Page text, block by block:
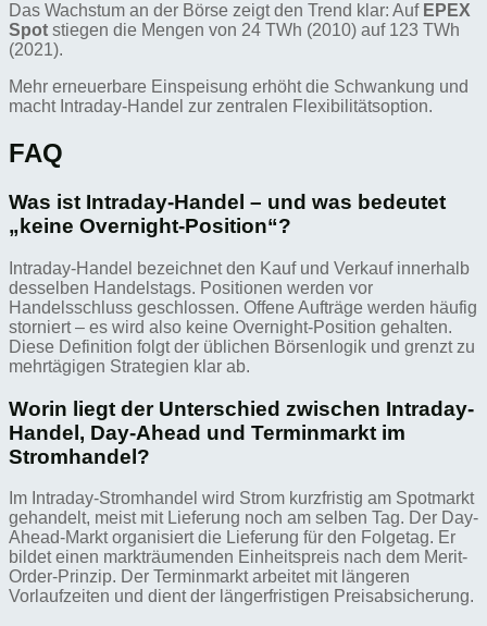
Das Wachstum an der Börse zeigt den Trend klar: Auf EPEX
Spot stiegen die Mengen von 24 TWh (2010) auf 123 TWh
(2021).
Mehr erneuerbare Einspeisung erhöht die Schwankung und
macht Intraday-Handel zur zentralen Flexibilitätsoption.
FAQ
Was ist Intraday-Handel – und was bedeutet
„keine Overnight-Position“?
Intraday-Handel bezeichnet den Kauf und Verkauf innerhalb
desselben Handelstags. Positionen werden vor
Handelsschluss geschlossen. Offene Aufträge werden häufig
storniert – es wird also keine Overnight-Position gehalten.
Diese Definition folgt der üblichen Börsenlogik und grenzt zu
mehrtägigen Strategien klar ab.
Worin liegt der Unterschied zwischen Intraday-
Handel, Day-Ahead und Terminmarkt im
Stromhandel?
Im Intraday-Stromhandel wird Strom kurzfristig am Spotmarkt
gehandelt, meist mit Lieferung noch am selben Tag. Der Day-
Ahead-Markt organisiert die Lieferung für den Folgetag. Er
bildet einen markträumenden Einheitspreis nach dem Merit-
Order-Prinzip. Der Terminmarkt arbeitet mit längeren
Vorlaufzeiten und dient der längerfristigen Preisabsicherung.